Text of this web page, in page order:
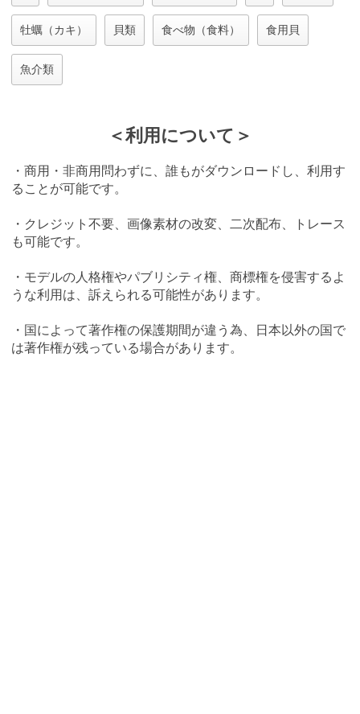
牡蠣（カキ） 貝類 食べ物（食料） 食用貝
魚介類
＜利用について＞
・商用・非商用問わずに、誰もがダウンロードし、利用す
ることが可能です。
・クレジット不要、画像素材の改変、二次配布、トレース
も可能です。
・モデルの人格権やパブリシティ権、商標権を侵害するよ
うな利用は、訴えられる可能性があります。
・国によって著作権の保護期間が違う為、日本以外の国で
は著作権が残っている場合があります。